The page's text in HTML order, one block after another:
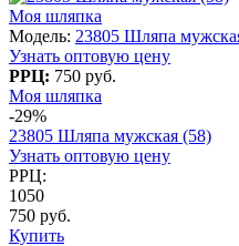
Моя шляпка
Модель: 23805 Шляпа
Узнать оптовую цену
РРЦ: 750 руб.
Моя шляпка
-29%
23805 Шляпа мужская (58)
Узнать оптовую цену
РРЦ:
1050
750 руб.
Купить